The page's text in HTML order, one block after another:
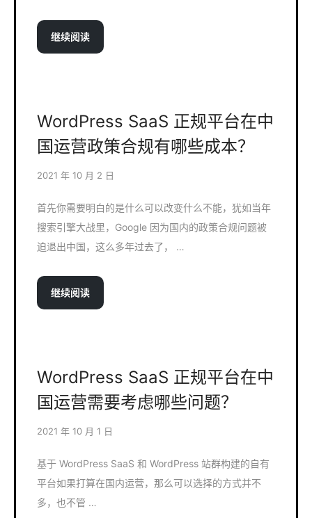
继续阅读
WordPress SaaS 正规平台在中
国运营政策合规有哪些成本？
2021 年 10 月 2 日
首先你需要明白的是什么可以改变什么不能，犹如当年
搜索引擎大战里，Google 因为国内的政策合规问题被
迫退出中国，这么多年过去了， …
继续阅读
WordPress SaaS 正规平台在中
国运营需要考虑哪些问题？
2021 年 10 月 1 日
基于 WordPress SaaS 和 WordPress 站群构建的自有
平台如果打算在国内运营，那么可以选择的方式并不
多，也不管 …